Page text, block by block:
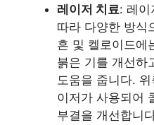
레이저 치료: 레이
따라 다양한 방식
흔 및 켈로이드에
붉은 기를 개선하
도움을 줍니다.
이저가 사용되어
부결을 개선합니